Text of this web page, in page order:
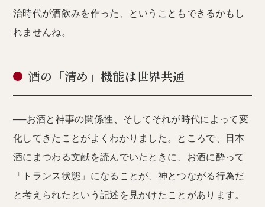
治時代が酒飲みを作った、ということもできるかもし
れませんね。
酒の「清め」機能は世界共通
──お酒と神事の関係性、そしてそれが時代によって変
化してきたことがよくわかりました。ところで、日本
酒にまつわる文献を読んでいたときに、お酒に酔って
「トランス状態」になることが、神とつながる行為だ
と考えられたという記述を見かけたことがあります。